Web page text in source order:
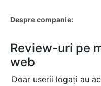
Despre companie:
Review-uri pe
web
Doar userii logați au